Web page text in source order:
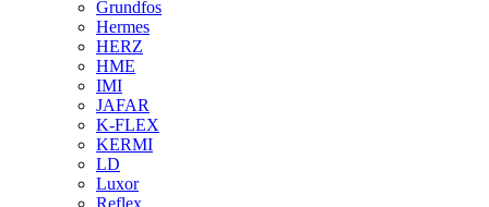
Grundfos
Hermes
HERZ
HME
IMI
JAFAR
K-FLEX
KERMI
LD
Luxor
Reflex